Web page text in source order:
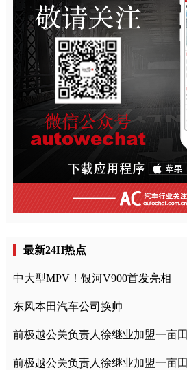
最新24H热点
中大型MPV！银河V900首发亮相
东风本田汽车公司换帅
前极越公关负责人徐继业加盟一亩田
前极越公关负责人徐继业加盟一亩田